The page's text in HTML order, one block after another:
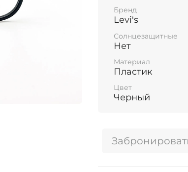
Бренд
Levi's
Солнцезащитные
Нет
Материал
Пластик
Цвет
Черный